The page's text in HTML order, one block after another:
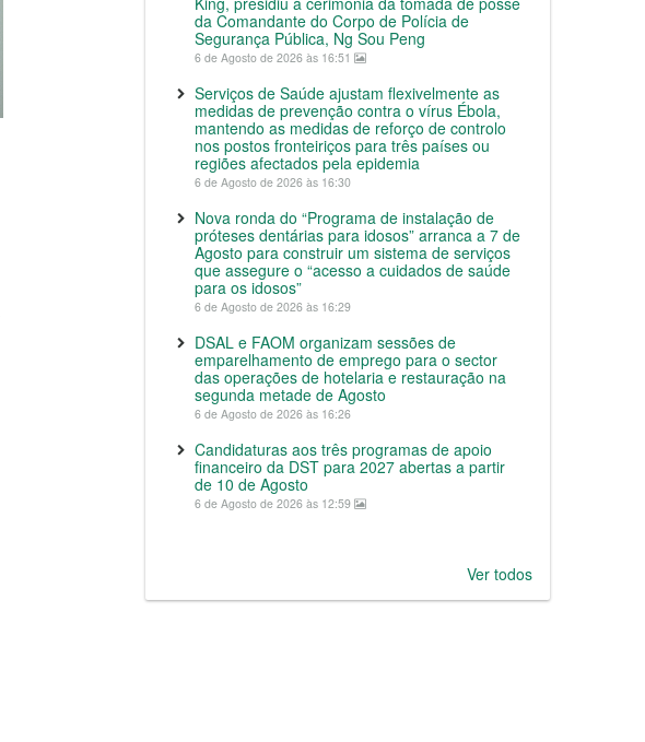
da Comandante do Corpo de Polícia de
Segurança Pública, Ng Sou Peng
6 de Agosto de 2026 às 16:51
Serviços de Saúde ajustam flexivelmente as
medidas de prevenção contra o vírus Ébola,
mantendo as medidas de reforço de controlo
nos postos fronteiriços para três países ou
regiões afectados pela epidemia
6 de Agosto de 2026 às 16:30
Nova ronda do “Programa de instalação de
próteses dentárias para idosos” arranca a 7 de
Agosto para construir um sistema de serviços
que assegure o “acesso a cuidados de saúde
para os idosos”
6 de Agosto de 2026 às 16:29
DSAL e FAOM organizam sessões de
emparelhamento de emprego para o sector
das operações de hotelaria e restauração na
segunda metade de Agosto
6 de Agosto de 2026 às 16:26
Candidaturas aos três programas de apoio
financeiro da DST para 2027 abertas a partir
de 10 de Agosto
6 de Agosto de 2026 às 12:59
Ver todos